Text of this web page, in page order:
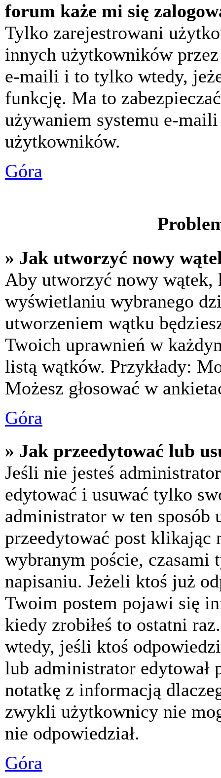
forum każe mi się
Tylko zarejestrowani
innych użytkowników
e-maili i to tylko wtedy,
funkcję. Ma to
używaniem systemu e-
użytkowników.
Góra
» Jak utworzyć nowy
Aby utworzyć nowy
wyświetlaniu wybranego
utworzeniem wątku
Twoich uprawnień w
listą wątków. Przykłady:
Możesz głosować w
Góra
» Jak przeedytować lub
Jeśli nie jesteś
edytować i usuwać tylko
administrator w ten sposób
przeedytować post klikając
wybranym poście, czasami
napisaniu. Jeżeli ktoś już
Twoim postem pojawi się
kiedy zrobiłeś to ostatni
wtedy, jeśli ktoś
lub administrator edytował
notatkę z informacją
zwykli użytkownicy nie
nie odpowiedział.
Góra